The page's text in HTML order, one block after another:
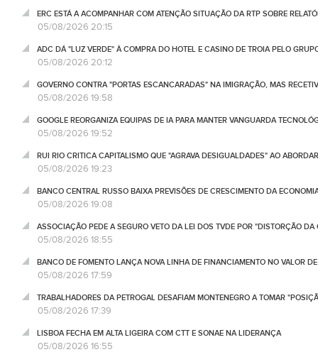
ERC ESTÁ A ACOMPANHAR COM ATENÇÃO SITUAÇÃO DA RTP SOBRE
05/08/2026 20:15
ADC DÁ "LUZ VERDE" À COMPRA DO HOTEL E CASINO DE TROIA PELO
05/08/2026 20:12
GOVERNO CONTRA "PORTAS ESCANCARADAS" NA IMIGRAÇÃO, MAS
05/08/2026 19:58
GOOGLE REORGANIZA EQUIPAS DE IA PARA MANTER VANGUARDA
05/08/2026 19:52
RUI RIO CRITICA CAPITALISMO QUE "AGRAVA DESIGUALDADES" AO
05/08/2026 19:23
BANCO CENTRAL RUSSO BAIXA PREVISÕES DE CRESCIMENTO DA
05/08/2026 19:08
ASSOCIAÇÃO PEDE A SEGURO VETO DA LEI DOS TVDE POR "DISTORÇÃO
05/08/2026 18:55
BANCO DE FOMENTO LANÇA NOVA LINHA DE FINANCIAMENTO NO VALOR
05/08/2026 17:59
TRABALHADORES DA PETROGAL DESAFIAM MONTENEGRO A TOMAR
05/08/2026 17:39
LISBOA FECHA EM ALTA LIGEIRA COM CTT E SONAE NA LIDERANÇA
05/08/2026 16:55